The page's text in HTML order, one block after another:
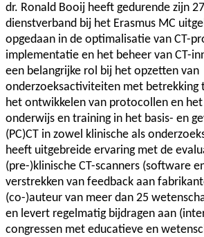
dr. Ronald Booij heeft gedurende zijn
dienstverband bij het Erasmus MC
opgedaan in de optimalisatie van CT-
implementatie en het beheer van CT-
een belangrijke rol bij het opzetten van
onderzoeksactiviteiten met betrekking
het ontwikkelen van protocollen en het
onderwijs en training in het basis- en
(PC)CT in zowel klinische als
heeft uitgebreide ervaring met de
(pre-)klinische CT-scanners (software
verstrekken van feedback aan
(co-)auteur van meer dan 25
en levert regelmatig bijdragen aan
congressen met educatieve en